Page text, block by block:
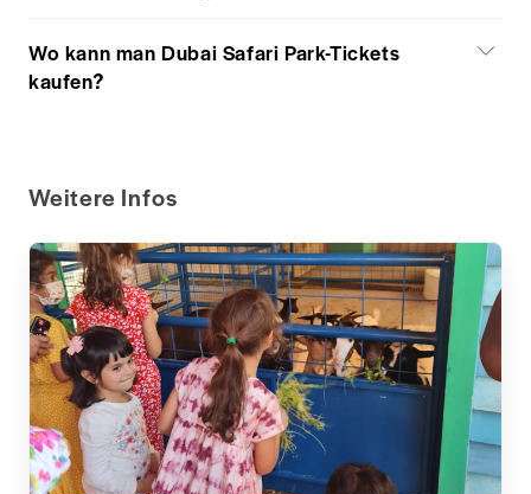
Wo kann man Dubai Safari Park-Tickets
kaufen?
Weitere Infos